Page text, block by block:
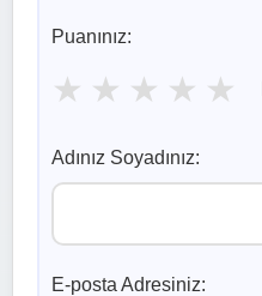
Puanınız:
★ ★ ★ ★ ★
Adınız Soyadınız:
E-posta Adresiniz: